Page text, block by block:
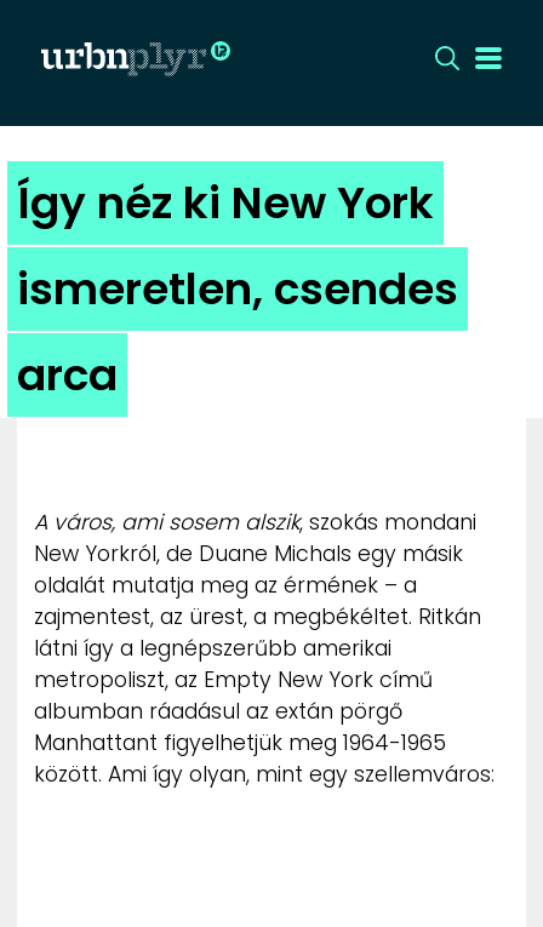
CÍMLAP
DIZÁJN
DIVAT
UTCA
ZENE
MÉDIAAJÁNLAT
IMPRESSZUM
PR-ARCHÍVUM
ADATKEZELÉSI TÁJÉKOZTATÓ
Így néz ki New York
ismeretlen, csendes
arca
A város, ami sosem alszik, szokás mondani
New Yorkról, de Duane Michals egy másik
oldalát mutatja meg az érmének – a
zajmentest, az ürest, a megbékéltet. Ritkán
látni így a legnépszerűbb amerikai
metropoliszt, az Empty New York című
albumban ráadásul az extán pörgő
Manhattant figyelhetjük meg 1964-1965
között. Ami így olyan, mint egy szellemváros: